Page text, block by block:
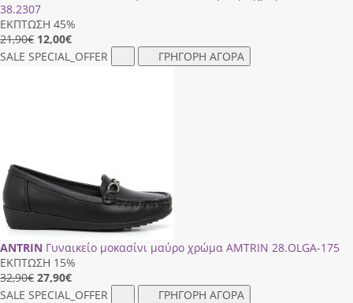
38.2307
ΕΚΠΤΩΣΗ 45%
21,90€ 12,00€
SALE SPECIAL_OFFER ΓΡΗΓΟΡΗ ΑΓΟΡΑ
ANTRIN Γυναικείο μοκασίνι μαύρο χρώμα AMTRIN 28.ΟLGΑ-175
ΕΚΠΤΩΣΗ 15%
32,90€ 27,90€
SALE SPECIAL_OFFER ΓΡΗΓΟΡΗ ΑΓΟΡΑ